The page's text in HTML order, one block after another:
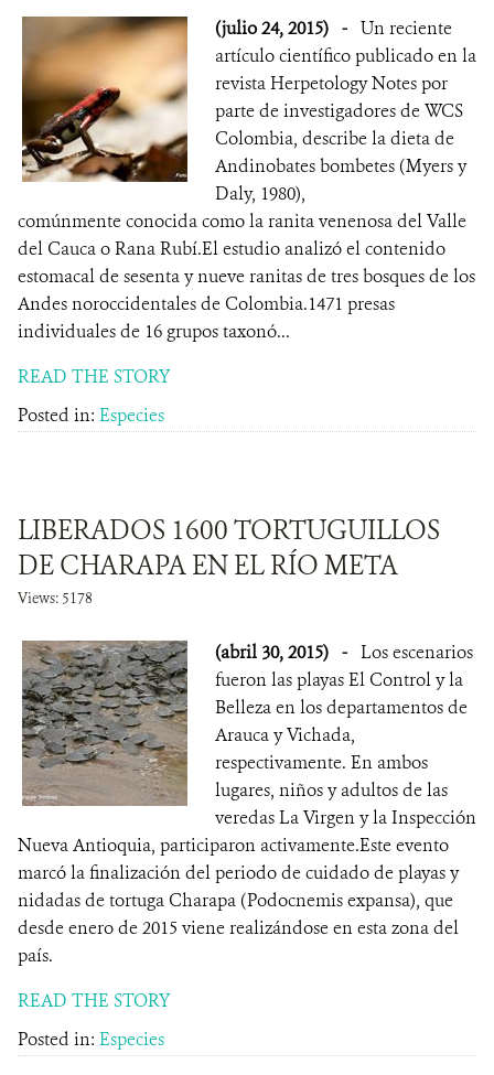
(julio 24, 2015) - Un reciente
artículo científico publicado en la
revista Herpetology Notes por
parte de investigadores de WCS
Colombia, describe la dieta de
Andinobates bombetes (Myers y
Daly, 1980),
comúnmente conocida como la ranita venenosa del Valle
del Cauca o Rana Rubí.El estudio analizó el contenido
estomacal de sesenta y nueve ranitas de tres bosques de los
Andes noroccidentales de Colombia.1471 presas
individuales de 16 grupos taxonó...
READ THE STORY
Posted in: Especies
LIBERADOS 1600 TORTUGUILLOS
DE CHARAPA EN EL RÍO META
Views: 5178
(abril 30, 2015) - Los escenarios
fueron las playas El Control y la
Belleza en los departamentos de
Arauca y Vichada,
respectivamente. En ambos
lugares, niños y adultos de las
veredas La Virgen y la Inspección
Nueva Antioquia, participaron activamente.Este evento
marcó la finalización del periodo de cuidado de playas y
nidadas de tortuga Charapa (Podocnemis expansa), que
desde enero de 2015 viene realizándose en esta zona del
país.
READ THE STORY
Posted in: Especies